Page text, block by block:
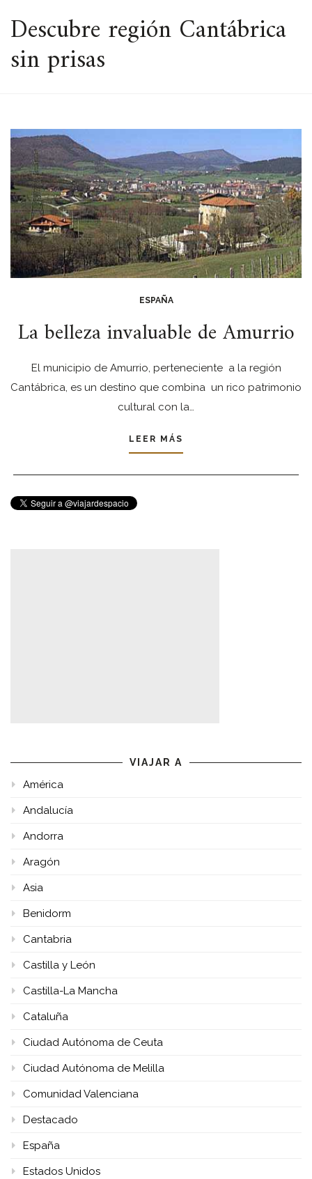
ESPACIO
Descubre región Cantábrica
sin prisas
ESPAÑA
La belleza invaluable de Amurrio
El municipio de Amurrio, perteneciente a la región
Cantábrica, es un destino que combina un rico patrimonio
cultural con la…
LEER MÁS
VIAJAR A
América
Andalucía
Andorra
Aragón
Asia
Benidorm
Cantabria
Castilla y León
Castilla-La Mancha
Cataluña
Ciudad Autónoma de Ceuta
Ciudad Autónoma de Melilla
Comunidad Valenciana
Destacado
España
Estados Unidos